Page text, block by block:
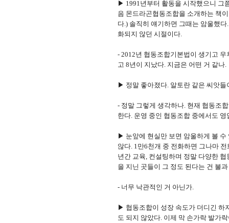
▶ 1991년부터 활동을 시작했으니 그
음 몬드라곤협동조합을 소개하는 책
다.) 솔직히 얘기하면 그때는 암울했
화되지 않던 시절이다.
- 2012년 협동조합기본법이 생기고
고 8년이 지났다. 지금은 어떤 거 같나.
▶ 정말 좋아졌다. 알토란 같은 씨앗
- 정말 그렇게 생각하나. 현재 협동조
한다. 운영 중인 협동조합 중에서도
▶ 눈앞에 현실만 보면 암울하게 볼 수
않다. 1만6천개 중 전화하면 그나마
년간 교육, 컨설팅하며 정말 다양한
을 지닌 곳들이 그 정도 된다는 건 불
- 너무 낙관적인 거 아닌가.
▶ 협동조합이 성장 속도가 더디긴 하
도 되지 않았다. 이제 막 손가락 발가